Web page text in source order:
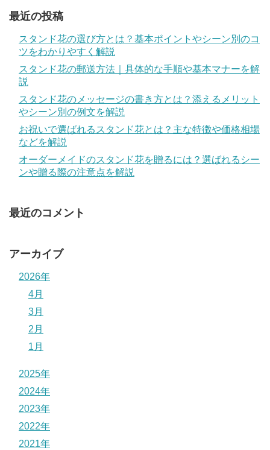
最近の投稿
スタンド花の選び方とは？基本ポイントやシーン別のコ
ツをわかりやすく解説
スタンド花の郵送方法｜具体的な手順や基本マナーを解
説
スタンド花のメッセージの書き方とは？添えるメリット
やシーン別の例文を解説
お祝いで選ばれるスタンド花とは？主な特徴や価格相場
などを解説
オーダーメイドのスタンド花を贈るには？選ばれるシー
ンや贈る際の注意点を解説
最近のコメント
アーカイブ
2026年
4月
3月
2月
1月
2025年
2024年
2023年
2022年
2021年